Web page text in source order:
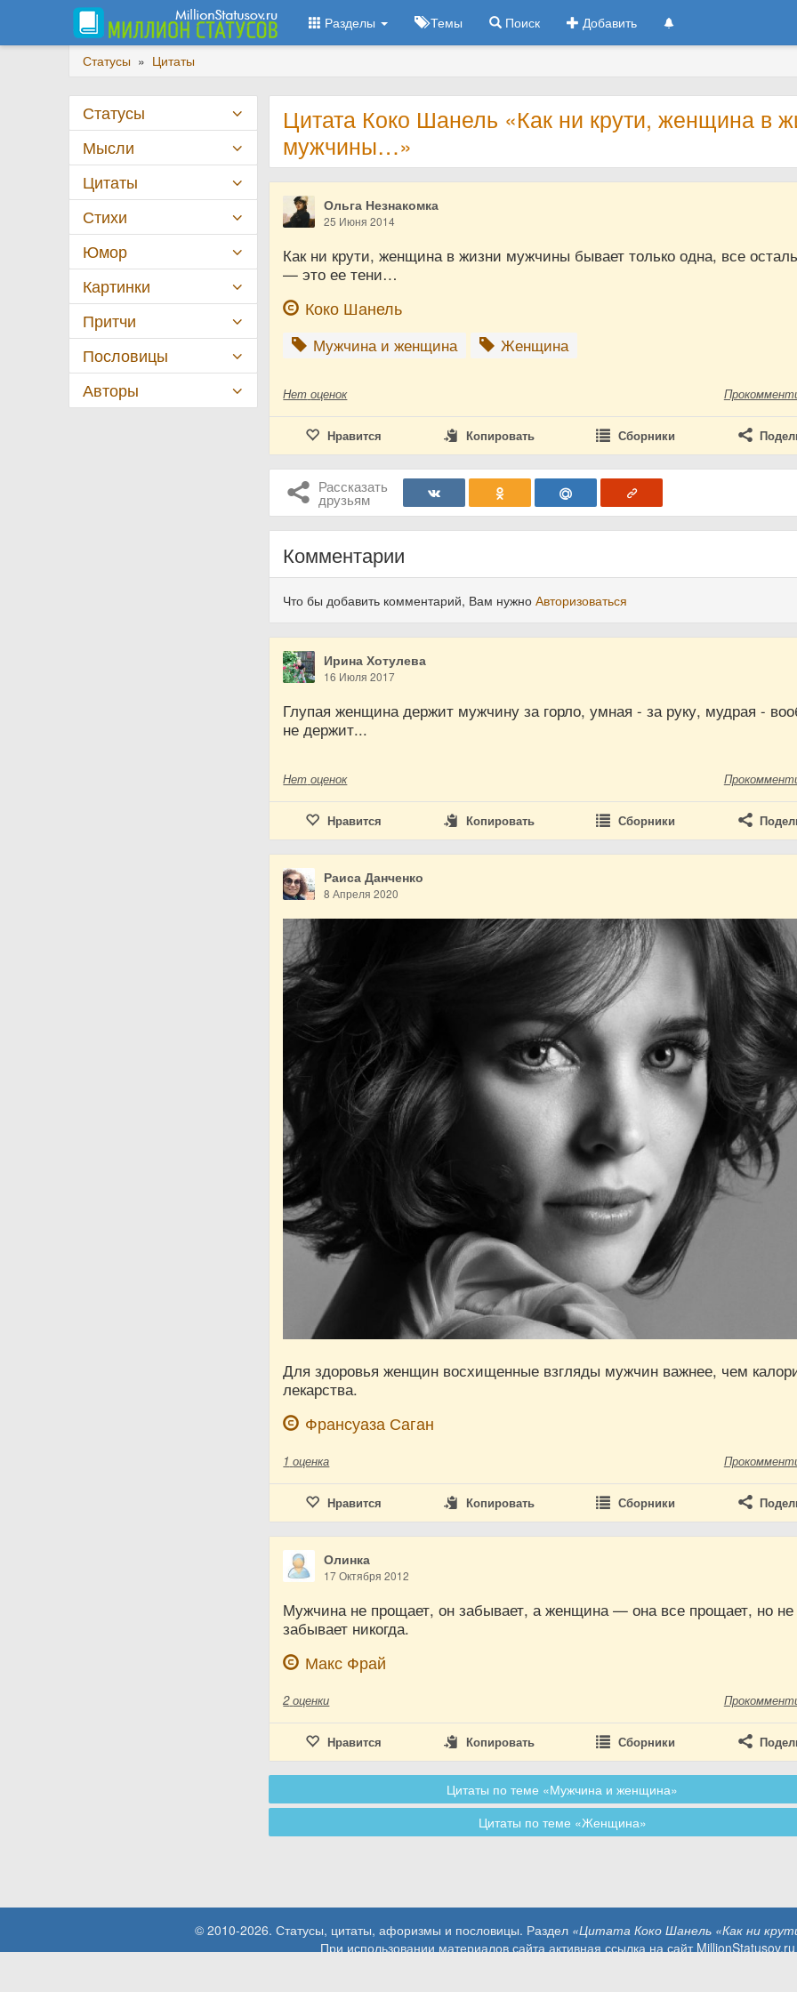
Разделы Темы Поиск Добавить
Статусы » Цитаты
Цитата Коко Шанель «Как ни крути, женщина в
мужчины…»
Ольга Незнакомка
25 Июня 2014
Как ни крути, женщина в жизни мужчины бывает только одна, все
— это ее тени…
Коко Шанель
Мужчина и женщина Женщина
Нет оценок
Нравится Копировать Сборники
Рассказать
друзьям
Комментарии
Что бы добавить комментарий, Вам нужноАвторизоваться
Ирина Хотулева
16 Июля 2017
Глупая женщина держит мужчину за горло, умная - за руку, мудрая -
не держит...
Нет оценок
Нравится Копировать Сборники
Раиса Данченко
8 Апреля 2020
Для здоровья женщин восхищенные взгляды мужчин важнее, чем
лекарства.
Франсуаза Саган
1 оценка
Нравится Копировать Сборники
Олинка
17 Октября 2012
Мужчина не прощает, он забывает, а женщина — она все прощает, но не
забывает никогда.
Макс Фрай
2 оценки
Нравится Копировать Сборники
Цитаты по теме «Мужчина и женщина»
Цитаты по теме «Женщина»
Статусы
Мысли
Цитаты
Стихи
Юмор
Картинки
Притчи
Пословицы
Авторы
© 2010-2026. Статусы, цитаты, афоризмы и пословицы. Раздел «Цитата Коко Шанель «Как ни
При использовании материалов сайта активная ссылка на сайт